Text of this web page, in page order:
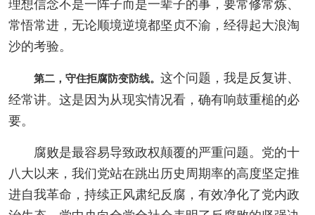
理想信念不是一阵子而是一辈子的事，要常修常炼、
常悟常进，无论顺境逆境都坚贞不渝，经得起大浪淘
沙的考验。
第二，守住拒腐防变防线。 这个问题，我是反复讲、
经常讲。这是因为从现实情况看，确有响鼓重槌的必
要。
腐败是最容易导致政权颠覆的严重问题。党的十
八大以来，我们党站在跳出历史周期率的高度坚定推
进自我革命，持续正风肃纪反腐，有效净化了党内政